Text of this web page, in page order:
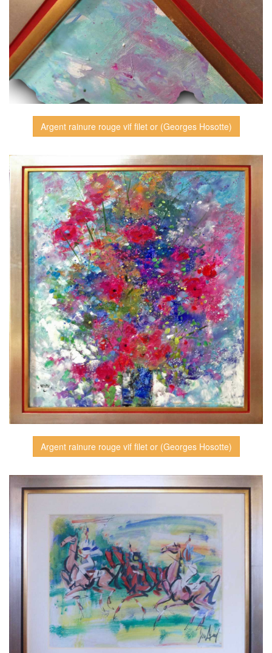
Argent rainure rouge vif filet or (Georges Hosotte)
Argent rainure rouge vif filet or (Georges Hosotte)